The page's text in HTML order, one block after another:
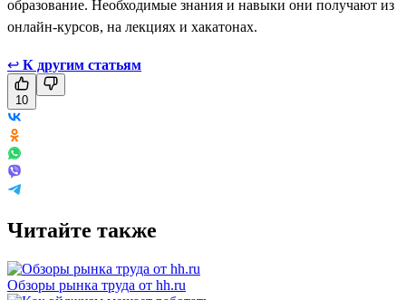
образование. Необходимые знания и навыки они получают из
онлайн-курсов, на лекциях и хакатонах.
↩ К другим статьям
10
Читайте также
Обзоры рынка труда от hh.ru